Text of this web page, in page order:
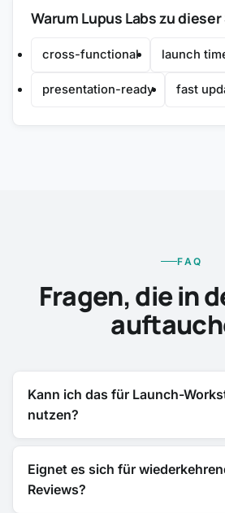
Warum Lupus Labs zu
cross-functional launch
presentation-ready fast
FAQ
Fragen, die in
Kann ich das für Launch-
nutzen?
Eignet es sich für
Reviews?